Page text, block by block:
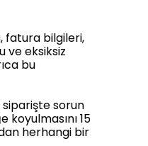
fatura bilgileri,
ve eksiksiz
bu
siparişte sorun
15
herhangi bir